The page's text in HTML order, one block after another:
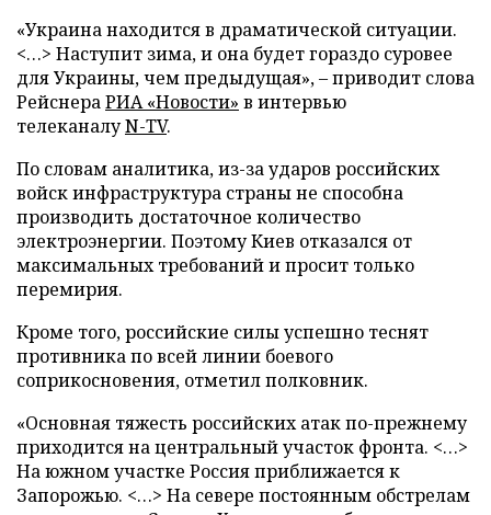
«Украина находится в драматической ситуации.
<…> Наступит зима, и она будет гораздо суровее
для Украины, чем предыдущая», – приводит слова
РейснераРИА «Новости» в интервью
телеканалуN-TV.
По словам аналитика, из-за ударов российских
войск инфраструктура страны не способна
производить достаточное количество
электроэнергии. Поэтому Киев отказался от
максимальных требований и просит только
перемирия.
Кроме того, российские силы успешно теснят
противника по всей линии боевого
соприкосновения, отметил полковник.
«Основная тяжесть российских атак по-прежнему
приходится на центральный участок фронта. <…>
На южном участке Россия приближается к
Запорожью. <…> На севере постоянным обстрелам